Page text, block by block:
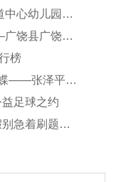
绘本融区域 童趣润课堂——广饶街道中心幼儿园开展绘本展观摩研讨活动
家园同心护食安 携手共育伴成长——广饶县广饶街道中心幼儿园开展家委会活动
榜
弦歌不辍，履践致远 ——记“化乐为蝶——张泽平双专业本科毕业音乐会”
足球之约
准高一化学预习怎么学：中考后暑假别急着刷题，先补好初高中衔接基础